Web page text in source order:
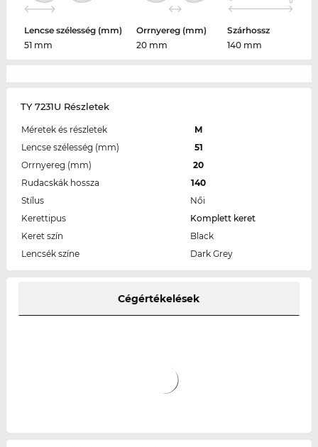
Lencse szélesség (mm)
51 mm
Orrnyereg (mm)
20 mm
Szárhossz
140 mm
TY 7231U Részletek
Méretek és részletek
M
Lencse szélesség (mm)
51
Orrnyereg (mm)
20
Rudacskák hossza
140
Stílus
Női
Kerettipus
Komplett keret
Keret szín
Black
Lencsék színe
Dark Grey
Cégértékelések